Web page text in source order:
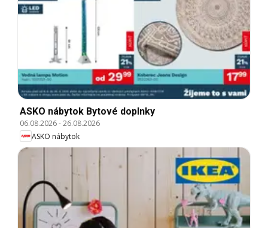
ASKO nábytok Bytové doplnky
06.08.2026-26.08.2026
ASKO nábytok